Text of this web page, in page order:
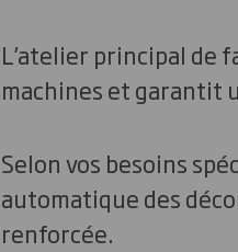
L’atelier principal de
machines et garantit
Selon vos besoins
automatique des
renforcée.